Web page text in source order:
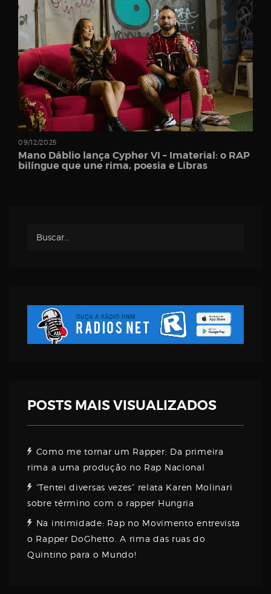
Password
Remember
Register
Password
09/12/2025
Mano Dáblio lança Cypher VI – Imaterial: o RAP
bilíngue que une rima, poesia e Libras
POSTS MAIS VISUALIZADOS
Como me tornar um Rapper: Da primeira
rima a uma produção no Rap Nacional
“Tentei diversas vezes” relata Karen Molinari
sobre término com o rapper Hungria
Na intimidade: Rap no Movimento entrevista
o Rapper DoGhetto. A rima das ruas do
Quintino para o Mundo!